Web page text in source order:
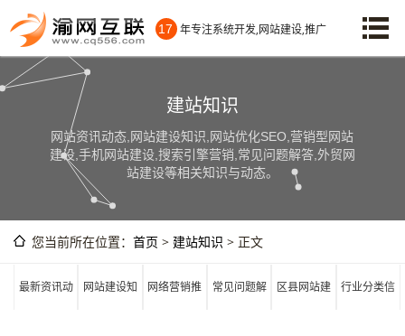
17 年专注系统开发,网站建设,推广
建站知识
网站资讯动态,网站建设知识,网站优化SEO,营销型网站
建设,手机网站建设,搜索引擎营销,常见问题解答,外贸网
站建设等相关知识与动态。
您当前所在位置： 首页 > 建站知识 > 正文
最新资讯动 网站建设知 网络营销推 常见问题解 区县网站建 行业分类信